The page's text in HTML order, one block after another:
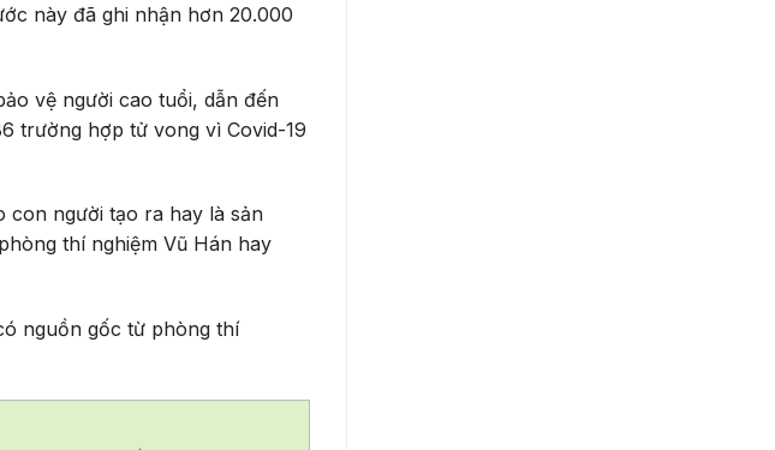
này đã ghi nhận hơn 20.000
vệ người cao tuổi, dẫn đến
trường hợp tử vong vì Covid-19
con người tạo ra hay là sản
thí nghiệm Vũ Hán hay
nguồn gốc từ phòng thí